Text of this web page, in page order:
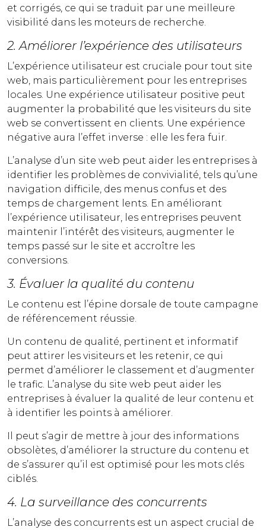
et corrigés, ce qui se traduit par une meilleure
visibilité dans les moteurs de recherche.
2. Améliorer l’expérience des utilisateurs
L’expérience utilisateur est cruciale pour tout site
web, mais particulièrement pour les entreprises
locales. Une expérience utilisateur positive peut
augmenter la probabilité que les visiteurs du site
web se convertissent en clients. Une expérience
négative aura l’effet inverse : elle les fera fuir.
L’analyse d’un site web peut aider les entreprises à
identifier les problèmes de convivialité, tels qu’une
navigation difficile, des menus confus et des
temps de chargement lents. En améliorant
l’expérience utilisateur, les entreprises peuvent
maintenir l’intérêt des visiteurs, augmenter le
temps passé sur le site et accroître les
conversions.
3. Évaluer la qualité du contenu
Le contenu est l’épine dorsale de toute campagne
de référencement réussie.
Un contenu de qualité, pertinent et informatif
peut attirer les visiteurs et les retenir, ce qui
permet d’améliorer le classement et d’augmenter
le trafic. L’analyse du site web peut aider les
entreprises à évaluer la qualité de leur contenu et
à identifier les points à améliorer.
Il peut s’agir de mettre à jour des informations
obsolètes, d’améliorer la structure du contenu et
de s’assurer qu’il est optimisé pour les mots clés
ciblés.
4. La surveillance des concurrents
L’analyse des concurrents est un aspect crucial de